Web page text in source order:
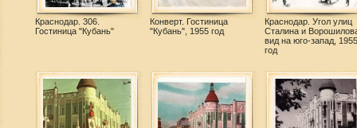
Краснодар. 306.
Гостиница "Кубань"
Конверт. Гостиница
"Кубань", 1955 год
Краснодар. Угол улиц
Сталина и
вид на юго-запад, 1955
год